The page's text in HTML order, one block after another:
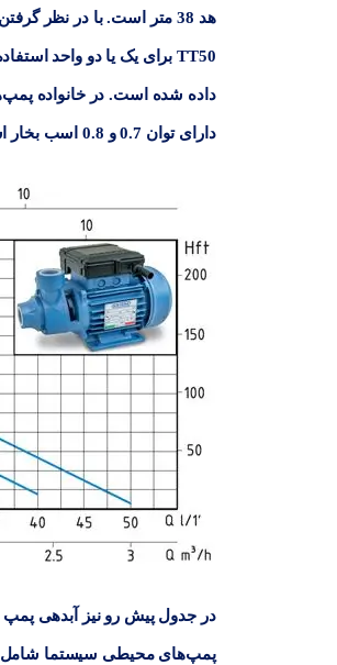
هد 38 متر است. با در نظر گرفتن دبی حدود 2 متر مکعب بر ساعت و ارتفاع آبدهی 38 متر، می‌توان از
TT50
دارای توان 0.7 و 0.8 اسب بخار است.
پمپ‌های محیطی سیستما شامل TT70 و TT80 نیز گزارش شده است.